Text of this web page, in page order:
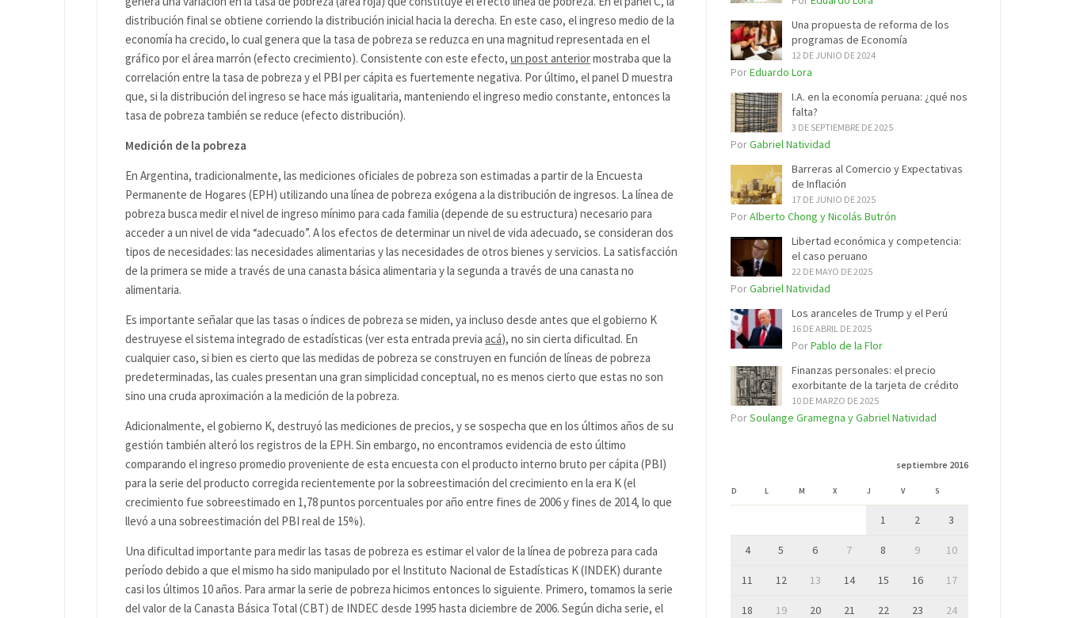
distribución final se obtiene corriendo la distribución inicial hacia la derecha. En este caso, el ingreso medio de la
economía ha crecido, lo cual genera que la tasa de pobreza se reduzca en una magnitud representada en el
gráfico por el área marrón (efecto crecimiento). Consistente con este efecto, un post anteriormostraba que la
correlación entre la tasa de pobreza y el PBI per cápita es fuertemente negativa. Por último, el panel D muestra
que, si la distribución del ingreso se hace más igualitaria, manteniendo el ingreso medio constante, entonces la
tasa de pobreza también se reduce (efecto distribución).
Medición de la pobreza
En Argentina, tradicionalmente, las mediciones oficiales de pobreza son estimadas a partir de la Encuesta
Permanente de Hogares (EPH) utilizando una línea de pobreza exógena a la distribución de ingresos. La línea de
pobreza busca medir el nivel de ingreso mínimo para cada familia (depende de su estructura) necesario para
acceder a un nivel de vida “adecuado”. A los efectos de determinar un nivel de vida adecuado, se consideran dos
tipos de necesidades: las necesidades alimentarias y las necesidades de otros bienes y servicios. La satisfacción
de la primera se mide a través de una canasta básica alimentaria y la segunda a través de una canasta no
alimentaria.
Es importante señalar que las tasas o índices de pobreza se miden, ya incluso desde antes que el gobierno K
destruyese el sistema integrado de estadísticas (ver esta entrada previa acá), no sin cierta dificultad. En
cualquier caso, si bien es cierto que las medidas de pobreza se construyen en función de líneas de pobreza
predeterminadas, las cuales presentan una gran simplicidad conceptual, no es menos cierto que estas no son
sino una cruda aproximación a la medición de la pobreza.
Adicionalmente, el gobierno K, destruyó las mediciones de precios, y se sospecha que en los últimos años de su
gestión también alteró los registros de la EPH. Sin embargo, no encontramos evidencia de esto último
comparando el ingreso promedio proveniente de esta encuesta con el producto interno bruto per cápita (PBI)
para la serie del producto corregida recientemente por la sobreestimación del crecimiento en la era K (el
crecimiento fue sobreestimado en 1,78 puntos porcentuales por año entre fines de 2006 y fines de 2014, lo que
llevó a una sobreestimación del PBI real de 15%).
Una dificultad importante para medir las tasas de pobreza es estimar el valor de la línea de pobreza para cada
período debido a que el mismo ha sido manipulado por el Instituto Nacional de Estadísticas K (INDEK) durante
casi los últimos 10 años. Para armar la serie de pobreza hicimos entonces lo siguiente. Primero, tomamos la serie
del valor de la Canasta Básica Total (CBT) de INDEC desde 1995 hasta diciembre de 2006. Según dicha serie, el
Una propuesta de reforma de los
programas de Economía
12 DE JUNIO DE 2024
PorEduardo Lora
I.A. en la economía peruana: ¿qué nos
falta?
3 DE SEPTIEMBRE DE 2025
PorGabriel Natividad
Barreras al Comercio y Expectativas
de Inflación
17 DE JUNIO DE 2025
PorAlberto Chong y Nicolás Butrón
Libertad económica y competencia:
el caso peruano
22 DE MAYO DE 2025
PorGabriel Natividad
Los aranceles de Trump y el Perú
16 DE ABRIL DE 2025
PorPablo de la Flor
Finanzas personales: el precio
exorbitante de la tarjeta de crédito
10 DE MARZO DE 2025
PorSoulange Gramegna y Gabriel Natividad
septiembre 2016
D L M X J V S
1 2 3
4 5 6 7 8 9 10
11 12 13 14 15 16 17
18 19 20 21 22 23 24